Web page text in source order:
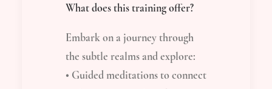
What does this training offer?
Embark on a journey through
the subtle realms and explore:
• Guided meditations to connect